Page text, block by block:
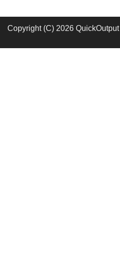
Copyright (C) 2026 QuickOutput